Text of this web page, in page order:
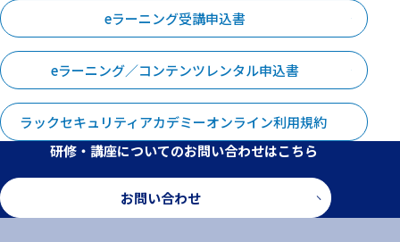
eラーニング受講申込書
eラーニング／コンテンツレンタル申込書
ラックセキュリティアカデミーオンライン利用規約
研修・講座についてのお問い合わせはこちら
お問い合わせ